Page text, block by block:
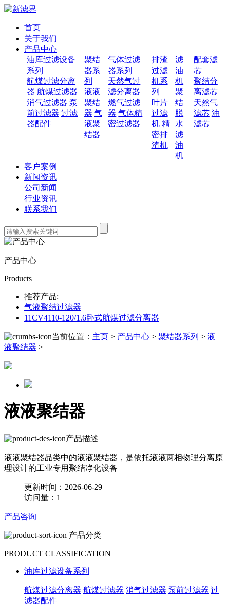
首页
关于我们
产品中心
油库过滤设备
系列
航煤过滤分离
器 航煤过滤器
消气过滤器 泵
前过滤器 过滤
器配件
聚结
器系
列
液液
聚结
器 气
液聚
结器
气体过滤
器系列
天然气过
滤分离器
燃气过滤
器 气体精
密过滤器
排渣
过滤
机系
列
叶片
过滤
机 精
密排
渣机
滤
油
机
聚
结
脱
水
滤
油
机
配套滤
芯
聚结分
离滤芯
天然气
滤芯 油
滤芯
客户案例
新闻资讯
公司新闻
行业资讯
联系我们
产品中心
Products
推荐产品:
气液聚结过滤器
11CV4110-120/1.6卧式航煤过滤分离器
当前位置： 主页 > 产品中心 > 聚结器系列 > 液
液聚结器 >
液液聚结器
产品描述
液液聚结器品类中的液液聚结器，是依托液液两相物理分离原
理设计的工业专用聚结净化设备
更新时间：2026-06-29
访问量：1
产品咨询
产品分类
PRODUCT CLASSIFICATION
油库过滤设备系列
航煤过滤分离器 航煤过滤器 消气过滤器 泵前过滤器 过
滤器配件